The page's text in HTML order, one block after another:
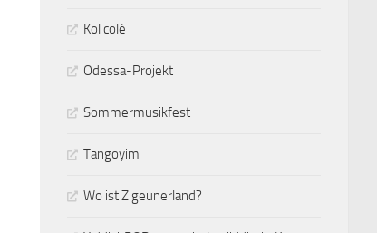
Kol colé
Odessa-Projekt
Sommermusikfest
Tangoyim
Wo ist Zigeunerland?